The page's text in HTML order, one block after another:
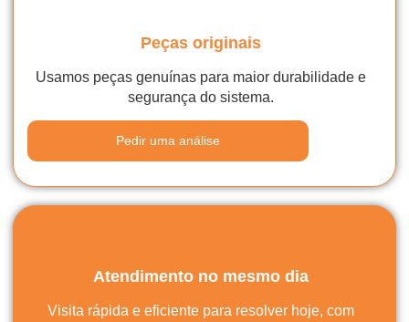
Peças originais
Usamos peças genuínas para maior durabilidade e
segurança do sistema.
Pedir uma análise
Atendimento no mesmo dia
Visita rápida e eficiente para resolver hoje, com